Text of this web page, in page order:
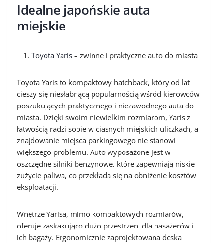
Idealne japońskie auta
miejskie
Toyota Yaris – zwinne i praktyczne auto do miasta
Toyota Yaris to kompaktowy hatchback, który od lat
cieszy się niesłabnącą popularnością wśród kierowców
poszukujących praktycznego i niezawodnego auta do
miasta. Dzięki swoim niewielkim rozmiarom, Yaris z
łatwością radzi sobie w ciasnych miejskich uliczkach, a
znajdowanie miejsca parkingowego nie stanowi
większego problemu. Auto wyposażone jest w
oszczędne silniki benzynowe, które zapewniają niskie
zużycie paliwa, co przekłada się na obniżenie kosztów
eksploatacji.
Wnętrze Yarisa, mimo kompaktowych rozmiarów,
oferuje zaskakująco dużo przestrzeni dla pasażerów i
ich bagaży. Ergonomicznie zaprojektowana deska